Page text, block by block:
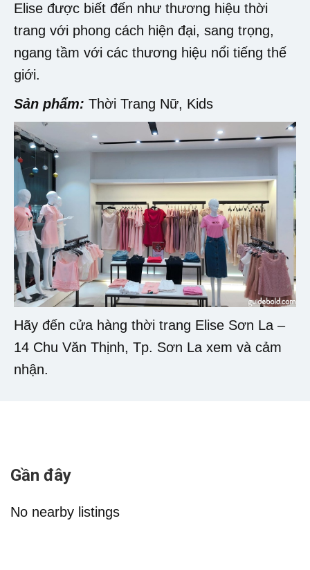
Elise được biết đến như thương hiệu thời
trang với phong cách hiện đại, sang trọng,
ngang tầm với các thương hiệu nổi tiếng thế
giới.
Sản phẩm: Thời Trang Nữ, Kids
Hãy đến cửa hàng thời trang Elise Sơn La –
14 Chu Văn Thịnh, Tp. Sơn La xem và cảm
nhận.
Gần đây
No nearby listings